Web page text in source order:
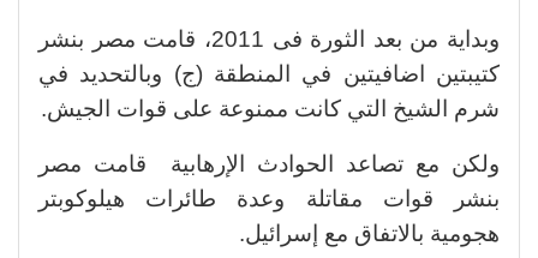
وبداية من بعد الثورة فى 2011، قامت مصر بنشر
كتيبتين اضافيتين في المنطقة (ج) وبالتحديد في
شرم الشيخ التي كانت ممنوعة على قوات الجيش.
ولكن مع تصاعد الحوادث الإرهابية قامت مصر
بنشر قوات مقاتلة وعدة طائرات هيلوكوبتر
هجومية بالاتفاق مع إسرائيل.